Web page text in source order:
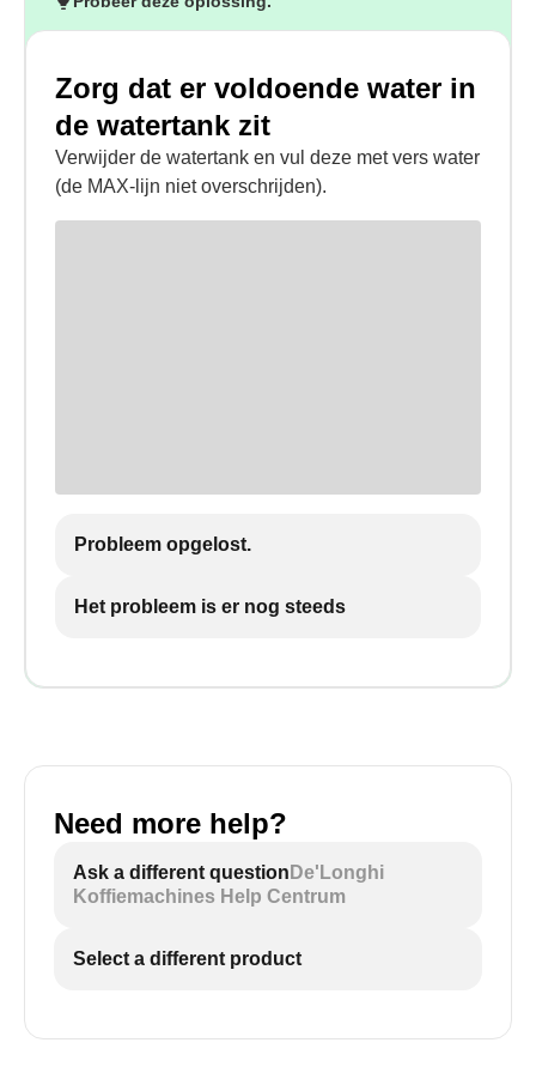
Zorg dat er voldoende water in
de watertank zit
Verwijder de watertank en vul deze met vers water
(de MAX-lijn niet overschrijden).
Probleem opgelost.
Het probleem is er nog steeds
Need more help?
Ask a different question De'Longhi
Koffiemachines Help Centrum
Select a different product